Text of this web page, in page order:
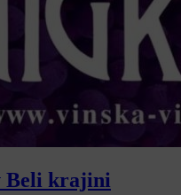
Beli krajini